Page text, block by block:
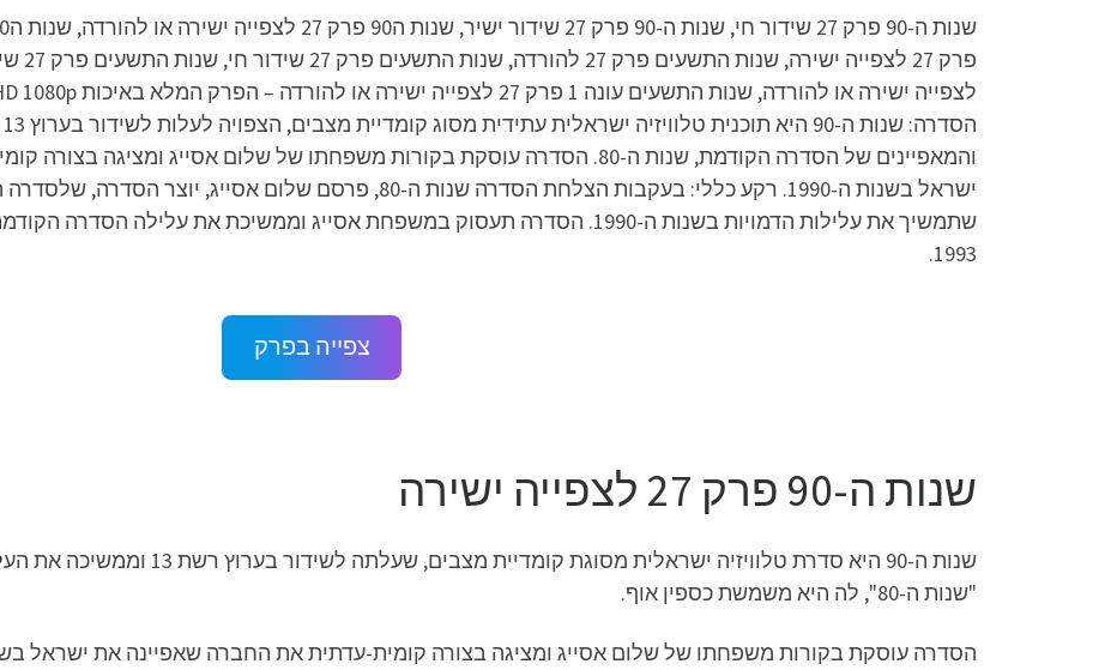
והמאפיינים של הסדרה הקודמת, שנות ה-80. הסדרה עוסקת בקורות משפחתו של שלום אסייג
1993.
צפייה בפרק
שנות ה-90 פרק 27 לצפייה ישירה
שנות ה-90 היא סדרת טלוויזיה ישראלית
"שנות ה-80", לה היא משמשת כספין אוף.
הסדרה עוסקת בקורות משפחתו של שלום אסייג ומציגה בצורה קומית-עדתית את החברה שאפיינה את ישראל בשנות